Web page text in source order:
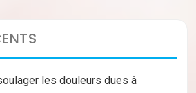
les douleurs dues à